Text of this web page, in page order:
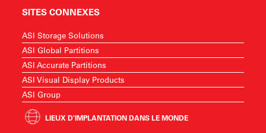
SITES CONNEXES
ASI Storage Solutions
ASI Global Partitions
ASI Accurate Partitions
ASI Visual Display Products
ASI Group
LIEUX D'IMPLANTATION DANS LE MONDE